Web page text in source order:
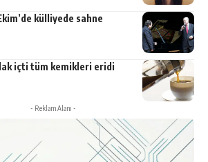
külliyede sahne
içti tüm kemikleri eridi
- Reklam Alanı -